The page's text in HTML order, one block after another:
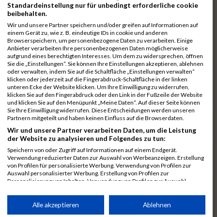
288
Engel
452
Wahl
00:31:14.2
374
Maurer
00:31:16.9
325
Jank 00:31:27.5
02:38:23
463
Wenzel
00:31:28.4
432
Schwarz
00:31:33.6
271
Brücker
00:31:49.5
Weiss
252
Bast 00:32:08.7
340
Korsa
00:32:14.1
275
Conde
00:32:26.2
Schramm
00:33:14.3
Standardeinstellung nur für unbedingt erforderliche cookie
beibehalten.
Wir und unsere Partner speichern und/oder greifen auf Informationen auf
einem Gerät zu, wie z. B. eindeutige IDs in cookie und anderen
Browserspeichern, um personenbezogene Daten zu verarbeiten. Einige
Anbieter verarbeiten Ihre personenbezogenen Daten möglicherweise
aufgrund eines berechtigten Interesses. Um dem zu widersprechen, öffnen
Sie die „Einstellungen“. Sie können Ihre Einstellungen akzeptieren, ablehnen
oder verwalten, indem Sie auf die Schaltfläche „Einstellungen verwalten“
klicken oder jederzeit auf die Fingerabdruck-Schaltfläche in der linken
unteren Ecke der Website klicken. Um Ihre Einwilligung zu widerrufen,
klicken Sie auf den Fingerabdruck oder den Link in der Fußzeile der Website
und klicken Sie auf den Menüpunkt „Meine Daten“. Auf dieser Seite können
Sie Ihre Einwilligung widerrufen. Diese Entscheidungen werden unseren
Partnern mitgeteilt und haben keinen Einfluss auf die Browserdaten.
Wir und unsere Partner verarbeiten Daten, um die Leistung
der Website zu analysieren und Folgendes zu tun:
Speichern von oder Zugriff auf Informationen auf einem Endgerät.
Verwendung reduzierter Daten zur Auswahl von Werbeanzeigen. Erstellung
von Profilen für personalisierte Werbung. Verwendung von Profilen zur
Auswahl personalisierter Werbung. Erstellung von Profilen zur
Personalisierung von Inhalten. Verwendung von Profilen zur Auswahl
Performance von Inhalten. Analyse von Zielgruppen durch Statistiken oder
Kombinationen von Daten aus verschiedenen Quellen. Entwicklung und
Alle akzeptieren Ablehnen